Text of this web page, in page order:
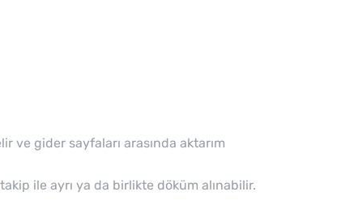
ve gider sayfaları arasında aktarım
ile ayrı ya da birlikte döküm alınabilir.